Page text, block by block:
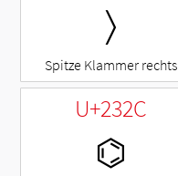
〉
Spitze Klammer rechts
U+232C
⌬